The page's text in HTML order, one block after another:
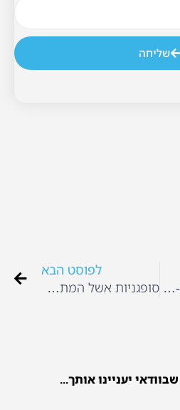
שליחה
שירים לראש השנה- שנה טובה
לפוסט הבא
סופגניות אשל המתכון הסודי של מיכל
יעניינו אותך...